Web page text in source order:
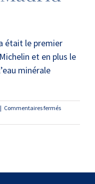
était le premier
et en plus le
minérale
| Commentaires ferméssur
grand